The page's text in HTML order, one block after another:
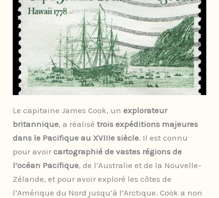
Le capitaine James Cook, unexplorateur
britannique, a réalisétrois expéditions majeures
dans le Pacifique au XVIIIe siècle. Il est connu
pour avoircartographié de vastes régions de
l’océan Pacifique, de l’Australie et de la Nouvelle-
Zélande, et pour avoir exploré les côtes de
l’Amérique du Nord jusqu’à l’Arctique. Cook a non